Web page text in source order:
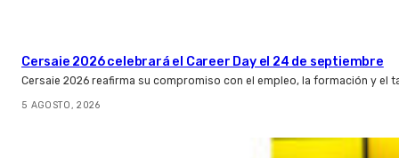
Cersaie 2026 celebrará el Career Day el 24 de septiembre
Cersaie 2026 reafirma su compromiso con el empleo, la formación y el
5 AGOSTO, 2026